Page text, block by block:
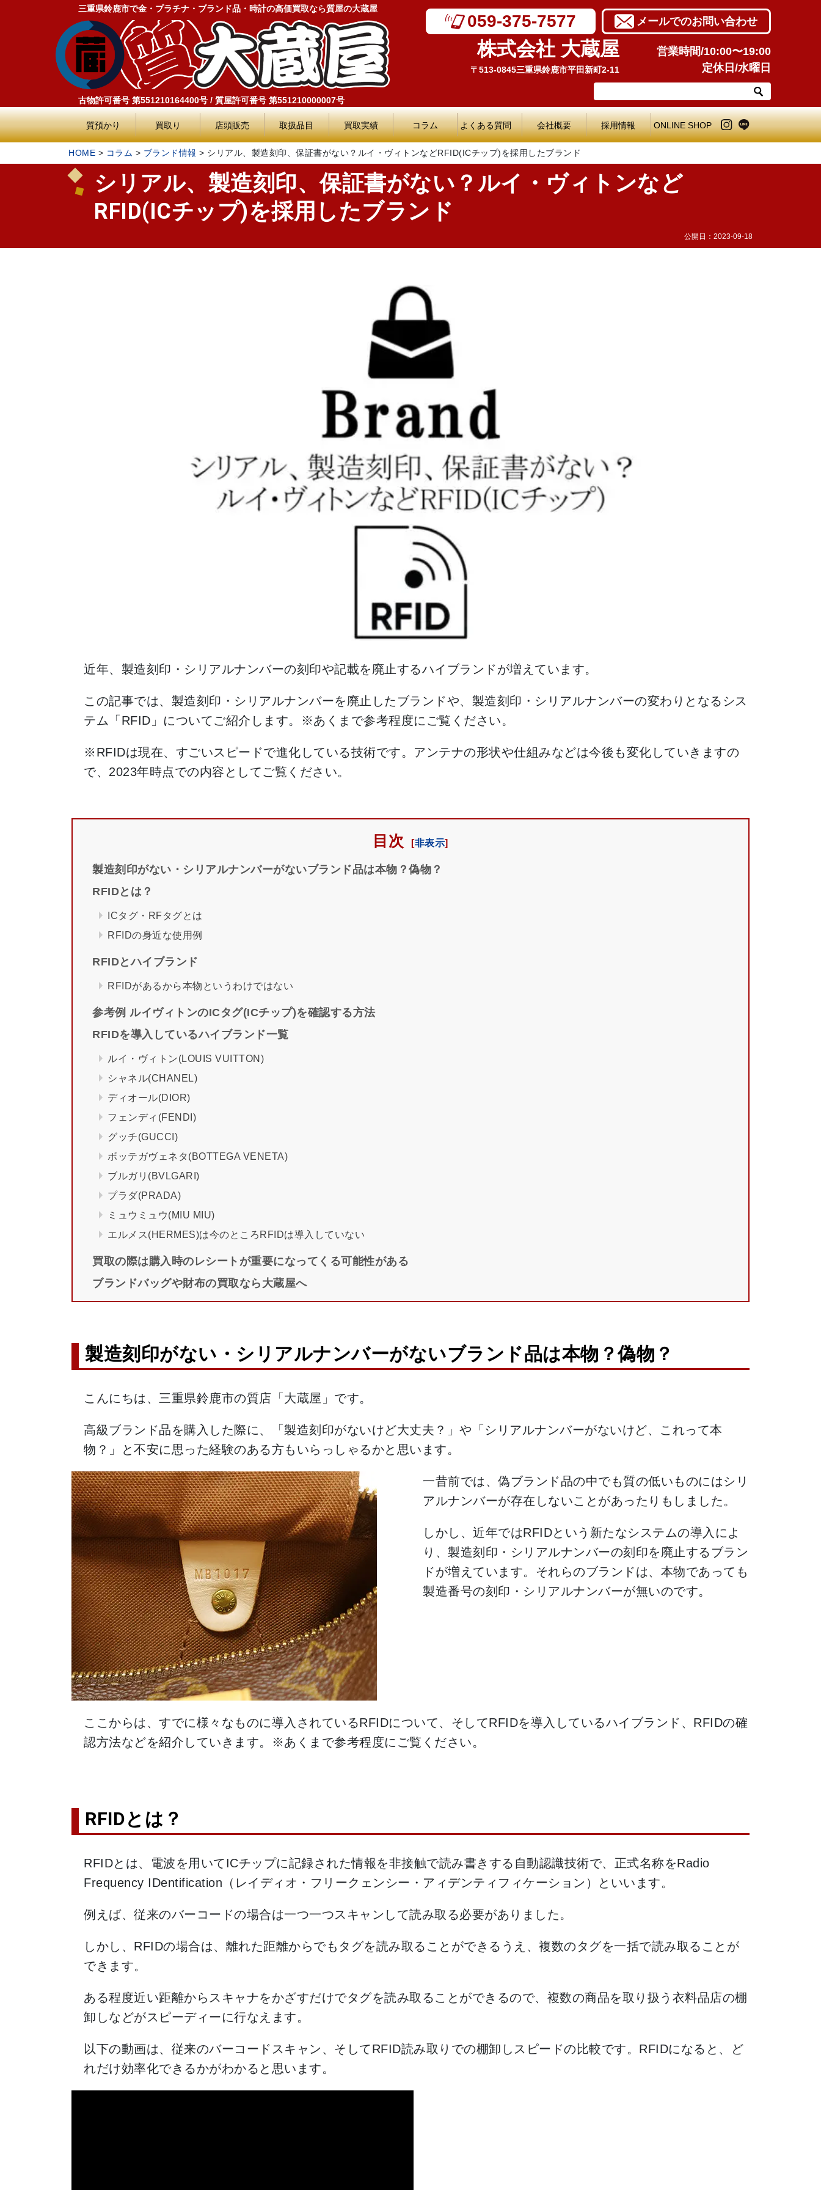
三重県鈴鹿市で金・プラチナ・ブランド品・時計の高価買取なら質屋の大蔵屋
古物許可番号 第551210164400号 / 質屋許可番号 第551210000007号
059-375-7577 メールでのお問い合わせ
株式会社 大蔵屋
〒513-0845三重県鈴鹿市平田新町2-11
営業時間/10:00〜19:00
定休日/水曜日
質預かり 買取り 店頭販売 取扱品目 買取実績 コラム よくある質問 会社概要 採用情報 ONLINE SHOP
HOME > コラム > ブランド情報 > シリアル、製造刻印、保証書がない？ルイ・ヴィトンなどRFID(ICチップ)を採用したブランド
シリアル、製造刻印、保証書がない？ルイ・ヴィトンなど
RFID(ICチップ)を採用したブランド
公開日： 2023-09-18
近年、製造刻印・シリアルナンバーの刻印や記載を廃止するハイブランドが増えています。
この記事では、製造刻印・シリアルナンバーを廃止したブランドや、製造刻印・シリアルナンバーの変わりとなるシス
テム「RFID」についてご紹介します。※あくまで参考程度にご覧ください。
※RFIDは現在、すごいスピードで進化している技術です。アンテナの形状や仕組みなどは今後も変化していきますの
で、2023年時点での内容としてご覧ください。
目次
製造刻印がない・シリアルナンバーがないブランド品は本物？偽物？
RFIDとは？
ICタグ・RFタグとは
RFIDの身近な使用例
RFIDとハイブランド
RFIDがあるから本物というわけではない
参考例 ルイヴィトンのICタグ(ICチップ)を確認する方法
RFIDを導入しているハイブランド一覧
ルイ・ヴィトン(LOUIS VUITTON)
シャネル(CHANEL)
ディオール(DIOR)
フェンディ(FENDI)
グッチ(GUCCI)
ボッテガヴェネタ(BOTTEGA VENETA)
ブルガリ(BVLGARI)
プラダ(PRADA)
ミュウミュウ(MIU MIU)
エルメス(HERMES)は今のところRFIDは導入していない
買取の際は購入時のレシートが重要になってくる可能性がある
ブランドバッグや財布の買取なら大蔵屋へ
製造刻印がない・シリアルナンバーがないブランド品は本物？偽物？
こんにちは、三重県鈴鹿市の質店「大蔵屋」です。
高級ブランド品を購入した際に、「製造刻印がないけど大丈夫？」や「シリアルナンバーがないけど、これって本
物？」と不安に思った経験のある方もいらっしゃるかと思います。
一昔前では、偽ブランド品の中でも質の低いものにはシリ
アルナンバーが存在しないことがあったりもしました。
しかし、近年ではRFIDという新たなシステムの導入によ
り、製造刻印・シリアルナンバーの刻印を廃止するブラン
ドが増えています。それらのブランドは、本物であっても
製造番号の刻印・シリアルナンバーが無いのです。
ここからは、すでに様々なものに導入されているRFIDについて、そしてRFIDを導入しているハイブランド、RFIDの確
認方法などを紹介していきます。※あくまで参考程度にご覧ください。
RFIDとは？
RFIDとは、電波を用いてICチップに記録された情報を非接触で読み書きする自動認識技術で、正式名称をRadio
Frequency IDentification（レイディオ・フリークェンシー・アィデンティフィケーション）といいます。
例えば、従来のバーコードの場合は一つ一つスキャンして読み取る必要がありました。
しかし、RFIDの場合は、離れた距離からでもタグを読み取ることができるうえ、複数のタグを一括で読み取ることが
できます。
ある程度近い距離からスキャナをかざすだけでタグを読み取ることができるので、複数の商品を取り扱う衣料品店の棚
卸しなどがスピーディーに行なえます。
以下の動画は、従来のバーコードスキャン、そしてRFID読み取りでの棚卸しスピードの比較です。RFIDになると、ど
れだけ効率化できるかがわかると思います。